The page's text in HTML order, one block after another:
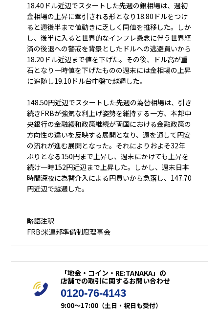
18.40ドル近辺でスタートした先週の銀相場は、週初
金相場の上昇に牽引される形となり18.80ドルをつけ
ると週後半まで値動きに乏しく同値を推移した。しか
し、後半に入ると世界的なインフレ懸念に伴う世界経
済の後退への警戒を背景としたドルへの逃避買いから
18.20ドル近辺まで値を下げた。その後、ドル高が重
石となり一時値を下げたものの週末には金相場の上昇
に追随し19.10ドル台中盤で越週した。
148.50円近辺でスタートした先週の為替相場は、引き
続きFRBが強気な利上げ姿勢を維持する一方、本邦中
央銀行の金融緩和政策継続が両国における金融政策の
方向性の違いを反映する展開となり、週を通して円安
の流れが進む展開となった。それによりおよそ32年
ぶりとなる150円まで上昇し、週末にかけても上昇を
続け一時152円近辺まで上昇した。しかし、週末日本
時間深夜に為替介入による円買いから急落し、147.70
円近辺で越週した。
略語注釈
FRB:米連邦準備制度理事会
「地金・コイン・RE:TANAKA」の
店舗での取引に関するお問い合わせ
0120-76-4143
9:00～17:00（土日・祝日も受付）